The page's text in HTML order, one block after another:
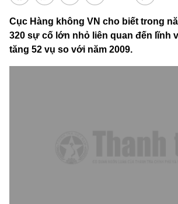
Cục Hàng không VN cho biết trong
320 sự cố lớn nhỏ liên quan đến lĩnh
tăng 52 vụ so với năm 2009.